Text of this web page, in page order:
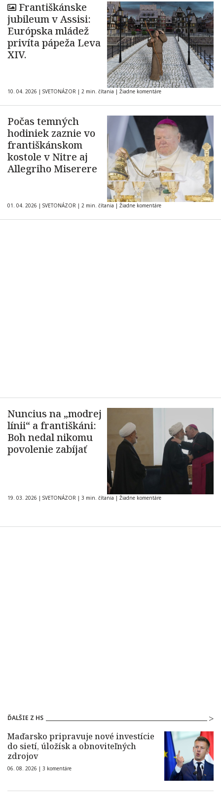
Františkánske
jubileum v Assisi:
Európska mládež
privíta pápeža Leva
XIV.
10. 04. 2026 | SVETONÁZOR | 2 min. čítania | Žiadne komentáre
Počas temných
hodiniek zaznie vo
františkánskom
kostole v Nitre aj
Allegriho Miserere
01. 04. 2026 | SVETONÁZOR | 2 min. čítania | Žiadne komentáre
Nuncius na „modrej
línii“ a františkáni:
Boh nedal nikomu
povolenie zabíjať
19. 03. 2026 | SVETONÁZOR | 3 min. čítania | Žiadne komentáre
ĎALŠIE Z HS
Maďarsko pripravuje nové investície
do sietí, úložísk a obnoviteľných
zdrojov
06. 08. 2026 | 3 komentáre